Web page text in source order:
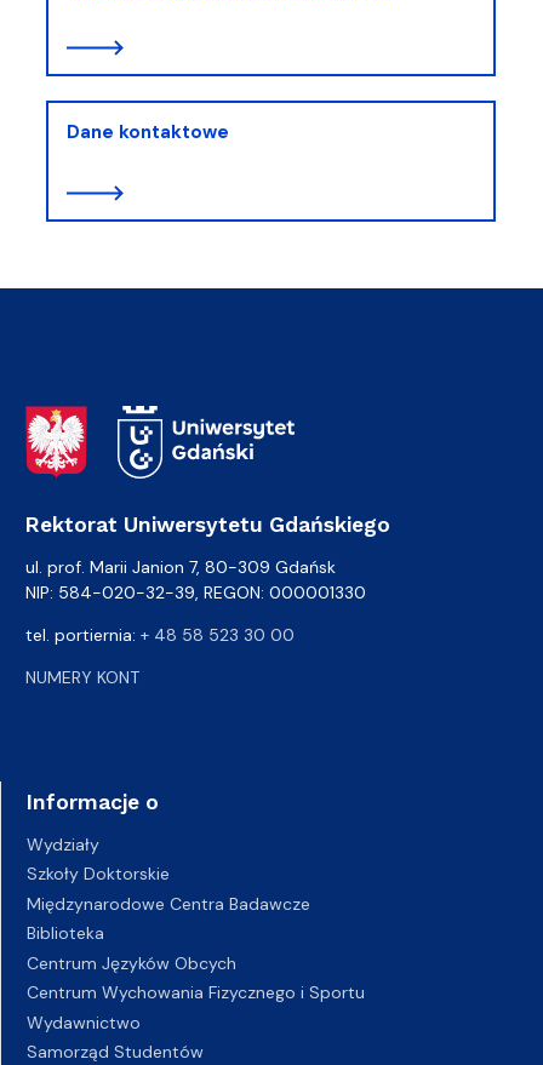
Dane kontaktowe
Adres Rektoratu
Rektorat Uniwersytetu Gdańskiego
ul. prof. Marii Janion 7, 80-309 Gdańsk
NIP: 584-020-32-39, REGON: 000001330
tel. portiernia: + 48 58 523 30 00
NUMERY KONT
Informacje o
Wydziały
Szkoły Doktorskie
Międzynarodowe Centra Badawcze
Biblioteka
Centrum Języków Obcych
Centrum Wychowania Fizycznego i Sportu
Wydawnictwo
Samorząd Studentów